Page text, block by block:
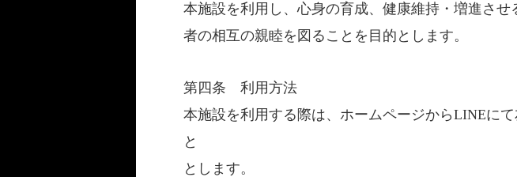
本施設を利用し、心身の育成、健康維持・増進さ
者の相互の親睦を図ることを目的とします。
第四条 利用方法
本施設を利用する際は、ホームページからLINEに
と
とします。